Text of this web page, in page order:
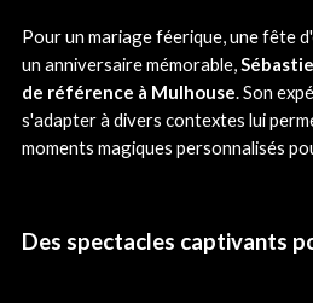
Pour un mariage féerique, une fête
un anniversaire mémorable,
de référence à Mulhouse. Son
s'adapter à divers contextes lui
moments magiques personnalisés
Des spectacles captivants